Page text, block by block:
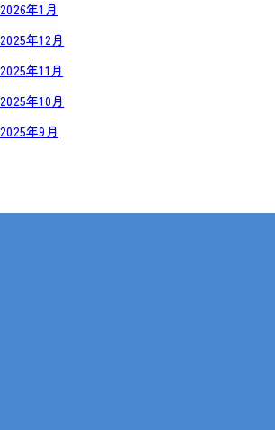
2026年1月
2025年12月
2025年11月
2025年10月
2025年9月